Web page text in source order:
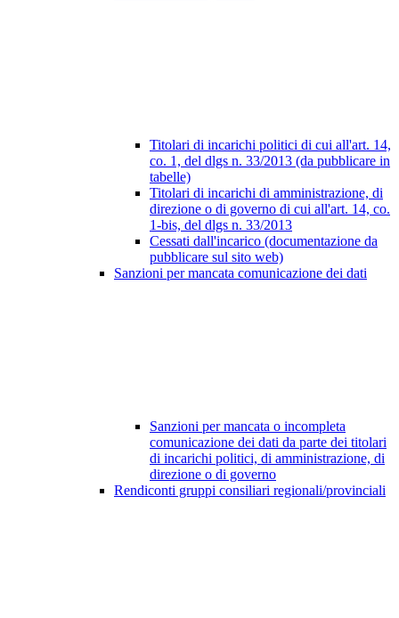
Titolari di incarichi politici di cui all'art. 14,
co. 1, del dlgs n. 33/2013 (da pubblicare in
tabelle)
Titolari di incarichi di amministrazione, di
direzione o di governo di cui all'art. 14, co.
1-bis, del dlgs n. 33/2013
Cessati dall'incarico (documentazione da
pubblicare sul sito web)
Sanzioni per mancata comunicazione dei dati
Sanzioni per mancata o incompleta
comunicazione dei dati da parte dei titolari
di incarichi politici, di amministrazione, di
direzione o di governo
Rendiconti gruppi consiliari regionali/provinciali